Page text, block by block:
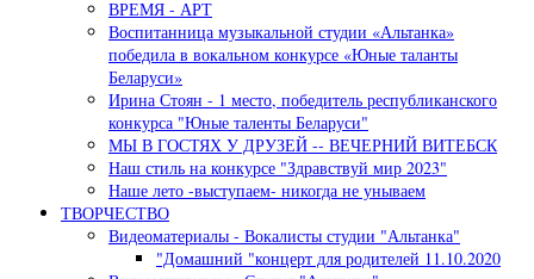
ВРЕМЯ - АРТ
Воспитанница музыкальной студии «Альтанка»
победила в вокальном конкурсе «Юные таланты
Беларуси»
Ирина Стоян - 1 место, победитель республиканского
конкурса "Юные таленты Беларуси"
МЫ В ГОСТЯХ У ДРУЗЕЙ -- ВЕЧЕРНИЙ ВИТЕБСК
Наш стиль на конкурсе "Здравствуй мир 2023"
Наше лето -выступаем- никогда не унываем
ТВОРЧЕСТВО
Видеоматериалы - Вокалисты студии "Альтанка"
"Домашний "концерт для родителей 11.10.2020